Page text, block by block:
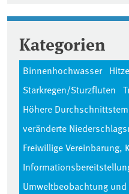
Kategorien
Binnenhochwasser
Starkregen/Sturzfluten
Höhere
veränderte
Freiwillige Vereinbarung,
Umweltbeobachtung